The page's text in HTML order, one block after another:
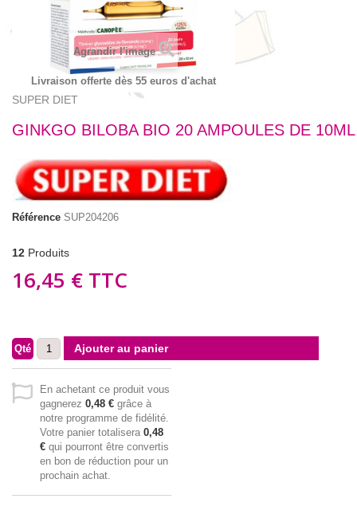
Agrandir l'image
Livraison offerte dès 55 euros d'achat
SUPER DIET
GINKGO BILOBA BIO 20 AMPOULES DE 10ML
Référence SUP204206
12 Produits
16,45 € TTC
Qté Ajouter au panier
En achetant ce produit vous
gagnerez 0,48 € grâce à
notre programme de fidélité.
Votre panier totalisera 0,48
€ qui pourront être convertis
en bon de réduction pour un
prochain achat.